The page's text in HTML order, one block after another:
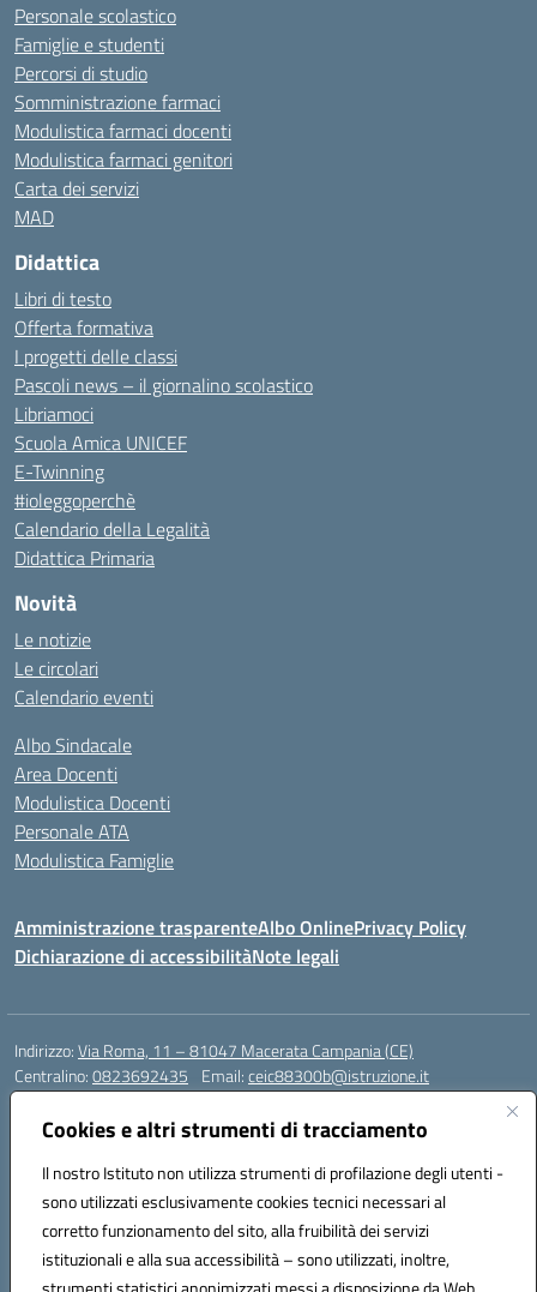
Cookies e altri strumenti di tracciamento
Il nostro Istituto non utilizza strumenti di profilazione degli utenti -
sono utilizzati esclusivamente cookies tecnici necessari al
corretto funzionamento del sito, alla fruibilità dei servizi
istituzionali e alla sua accessibilità – sono utilizzati, inoltre,
Personale scolastico
Famiglie e studenti
Percorsi di studio
Somministrazione farmaci
Modulistica farmaci docenti
Modulistica farmaci genitori
Carta dei servizi
MAD
Didattica
Libri di testo
Offerta formativa
I progetti delle classi
Pascoli news – il giornalino scolastico
Libriamoci
Scuola Amica UNICEF
E-Twinning
#ioleggoperchè
Calendario della Legalità
Didattica Primaria
Novità
Le notizie
Le circolari
Calendario eventi
Albo Sindacale
Area Docenti
Modulistica Docenti
Personale ATA
Modulistica Famiglie
Amministrazione trasparenteAlbo OnlinePrivacy Policy
Dichiarazione di accessibilitàNote legali
Indirizzo:Via Roma, 11 – 81047 Macerata Campania (CE)
Centralino:0823692435 Email:ceic88300b@istruzione.it
Posta elettronica certificata (PEC):
Codice fiscale: 94017830616
Codice meccanografico:CEIC88300B
DPO Esempio Antonio
e-mail: esempioantonio.dpo@gmail.com
Pec: esempioantonio@pec.it